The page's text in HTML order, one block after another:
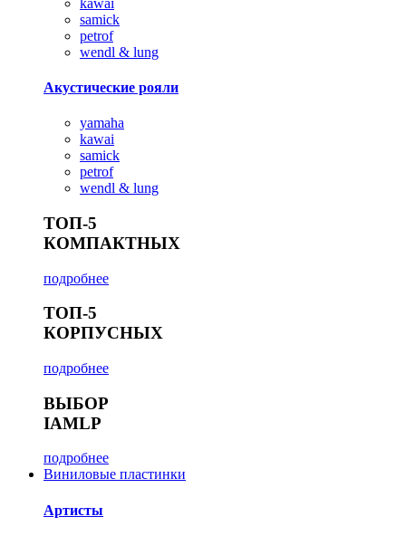
samick
petrof
wendl & lung
Акустические рояли
yamaha
kawai
samick
petrof
wendl & lung
ТОП-5
КОМПАКТНЫХ
подробнее
ТОП-5
КОРПУСНЫХ
подробнее
ВЫБОР
IAMLP
подробнее
Виниловые пластинки
Артисты